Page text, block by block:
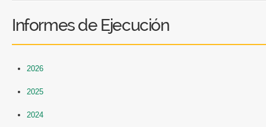
Informes de Ejecución
2026
2025
2024